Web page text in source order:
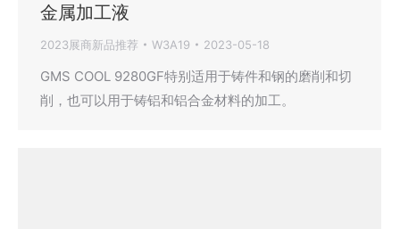
金属加工液
2023展商新品推荐 W3A19 2023-05-18
GMS COOL 9280GF特别适用于铸件和钢的磨削和切
削，也可以用于铸铝和铝合金材料的加工。